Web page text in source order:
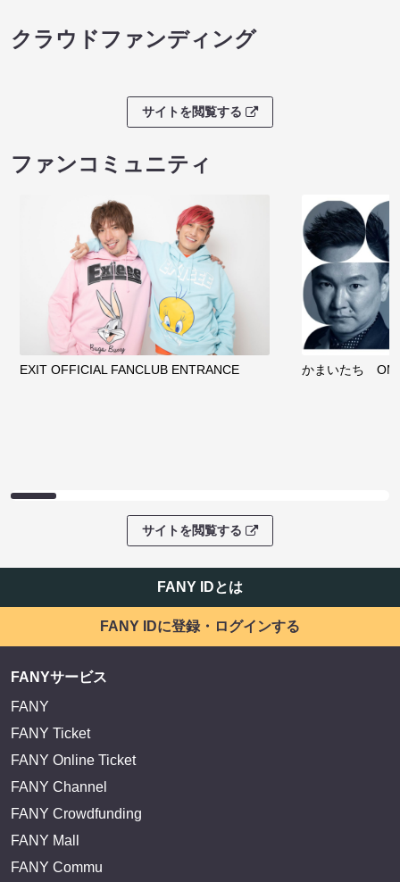
クラウドファンディング
サイトを閲覧する
ファンコミュニティ
EXIT OFFICIAL FANCLUB ENTRANCE かまいたち
サイトを閲覧する
FANY IDとは
FANY IDに登録・ログインする
FANYサービス
FANY
FANY Ticket
FANY Online Ticket
FANY Channel
FANY Crowdfunding
FANY Mall
FANY Commu